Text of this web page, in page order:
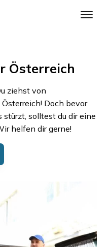
Österreich
ziehst von
Österreich! Doch bevor
stürzt, solltest du dir eine
helfen dir gerne!